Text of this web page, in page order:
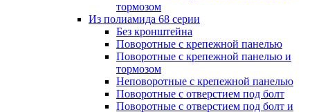
тормозом
Из полиамида 68 серии
Без кронштейна
Поворотные с крепежной панелью
Поворотные с крепежной панелью и
тормозом
Неповоротные с крепежной панелью
Поворотные с отверстием под болт
Поворотные с отверстием под болт и